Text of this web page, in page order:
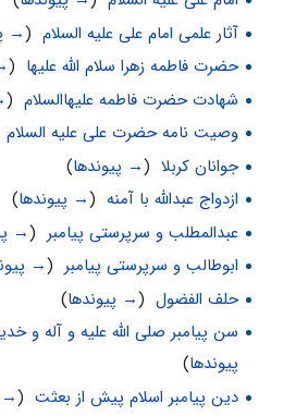
آثار علمی امام علی علیه السلام‏
(
→
حضرت فاطمه زهرا سلام الله علیها (
شهادت حضرت فاطمه علیهاالسلام‏
(
وصیت نامه حضرت علی علیه السلام‏
جوانان کربلا‏
(→ پیوندها)
ازدواج عبدالله با آمنه‏
(→ پیوندها)
عبدالمطلب و سرپرستی پیامبر (
→
ابوطالب و سرپرستی پیامبر‏
(
→
حلف الفضول‏
(→ پیوندها)
سن پیامبر صلی الله علیه و آله و
پیوندها)
دین پیامبر اسلام پیش از بعثت‏
(
→